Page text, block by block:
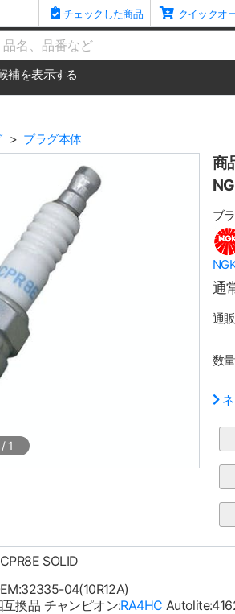
チェックした商品 クイックオ
補を表示する
プラグ本体
/ 1
商
ブ
通
通
数
SOLID
04(10R12A)
互換品 チャンピオン:RA4HC